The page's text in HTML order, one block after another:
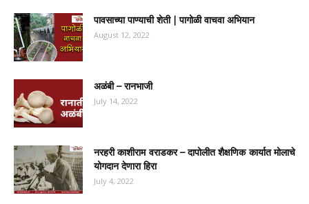
पावसाच्या पाण्याची शेती | पागोळी वाचवा अभियान
August 12, 2022
अळंबी – रानभाजी
July 14, 2022
नरहरी काशीराम वराडकर – दापोलीत शैक्षणिक कार्यात मोलाचे
योगदान देणारा हिरा
July 4, 2022